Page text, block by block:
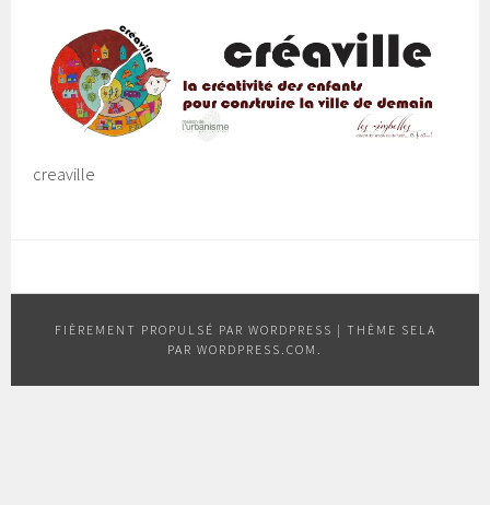
creaville
FIÈREMENT PROPULSÉ PAR WORDPRESS | THÈME SELA
PAR WORDPRESS.COM .